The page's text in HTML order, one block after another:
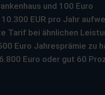
und 100 Euro
EUR pro Jahr
Tarif bei ähnlichen
Euro Jahresprämie zu
Euro oder gut 60